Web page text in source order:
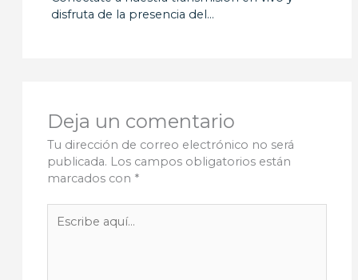
disfruta de la presencia del…
Deja un comentario
Tu dirección de correo electrónico no será
publicada. Los campos obligatorios están
marcados con *
aquí...